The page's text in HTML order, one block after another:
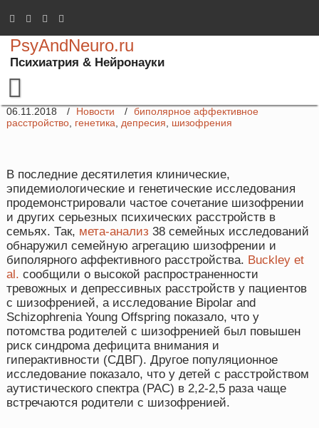
PsyAndNeuro.ru
Психиатрия & Нейронауки
Агрегация психических расстройств в
семьях
06.11.2018 Новости
биполярное аффективное
расстройство, генетика депресия шизофрения
В последние десятилетия клинические,
эпидемиологические и генетические исследования
продемонстрировали частое сочетание шизофрении
и других серьезных психических расстройств в
семьях. Так, мета-анализ 38 семейных исследований
обнаружил семейную агрегацию шизофрении и
биполярного аффективного расстройства. Buckley et
al. сообщили о высокой распространенности
тревожных и депрессивных расстройств у пациентов
с шизофренией, а исследование Bipolar and
Schizophrenia Young Offspring показало, что у
потомства родителей с шизофренией был повышен
риск синдрома дефицита внимания и
гиперактивности (СДВГ). Другое популяционное
исследование показало, что у детей с расстройством
аутистического спектра (РАС) в 2,2-2,5 раза чаще
встречаются родители с шизофренией.